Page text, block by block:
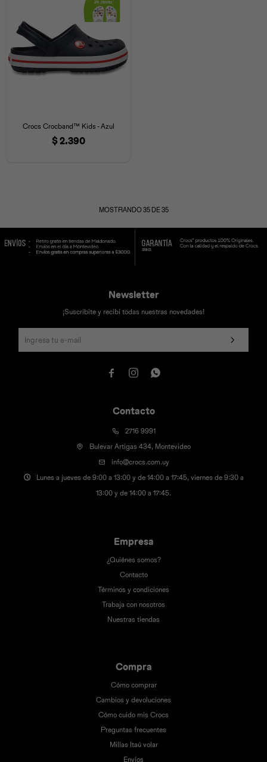
Crocs Crocband™ Kids - Azul
$2.390
MOSTRANDO35DE35
Contacto
2716 9991
Bulevar Artigas 434, Montevideo
info@crocs.com.uy
Lunes a jueves de 9:00 a 13:00 y de 14:00 a 17:45, viernes de 9:30 a
13:00 y de 14:00 a 17:45.
Empresa
¿Quiénes somos?
Contacto
Términos y condiciones
Trabaja con nosotros
Nuestras tiendas
Compra
Cómo comprar
Cambios y devoluciones
Cómo cuido mis Crocs
Preguntas frecuentes
Millas Itaú volar
Envíos
Newsletter
¡Suscribite y recibí todas nuestras novedades!
  